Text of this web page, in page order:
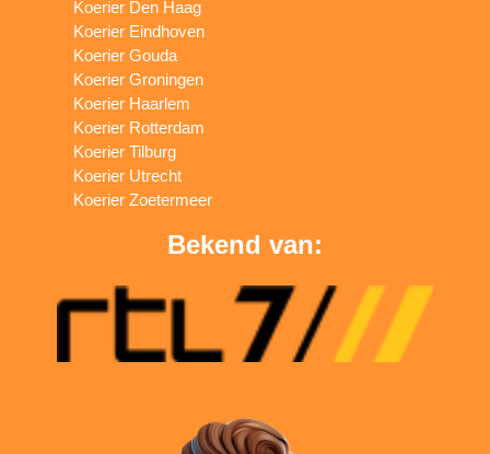
Koerier Den Haag
Koerier Eindhoven
Koerier Gouda
Koerier Groningen
Koerier Haarlem
Koerier Rotterdam
Koerier Tilburg
Koerier Utrecht
Koerier Zoetermeer
Bekend van: